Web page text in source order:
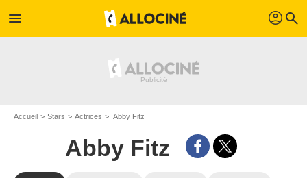
menu profil search
Accueil Stars Actrices Abby Fitz
Abby Fitz